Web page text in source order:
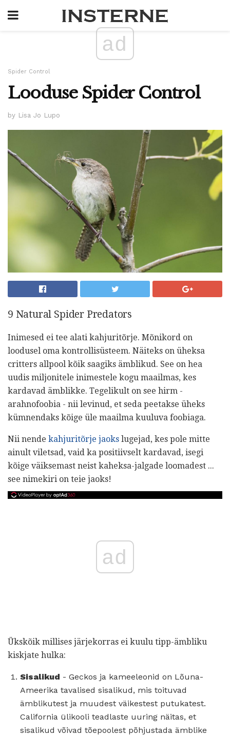
ad
Spider Control
Looduse Spider Control
by Lisa Jo Lupo
9 Natural Spider Predators
Inimesed ei tee alati kahjuritõrje. Mõnikord on
loodusel oma kontrollisüsteem. Näiteks on üheksa
critters allpool kõik saagiks ämblikud. See on hea
uudis miljonitele inimestele kogu maailmas, kes
kardavad ämblikke. Tegelikult on see hirm -
arahnofoobia - nii levinud, et seda peetakse üheks
kümnendaks kõige üle maailma kuuluva foobiaga.
Nii nende kahjuritõrje jaoks lugejad, kes pole mitte
ainult viletsad, vaid ka positiivselt kardavad, isegi
kõige väiksemast neist kaheksa-jalgade loomadest ...
see nimekiri on teie jaoks!
ad
Ükskõik millises järjekorras ei kuulu tipp-ämbliku
kiskjate hulka:
Sisalikud - Geckos ja kameeleonid on Lõuna-
Ameerika tavalised sisalikud, mis toituvad
ämblikutest ja muudest väikestest putukatest.
California ülikooli teadlaste uuring näitas, et
sisalikud võivad tõepoolest põhjustada ämblike